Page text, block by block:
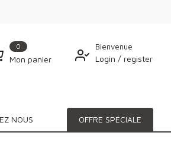
0
Mon panier
Bienvenue
Login/ register
NOUS OFFRE SPÉCIALE